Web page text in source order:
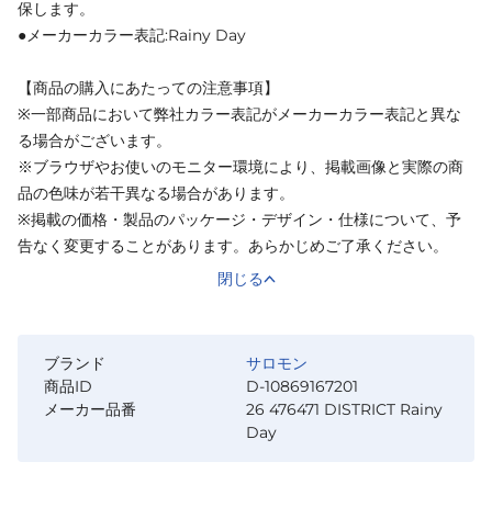
保します。
●メーカーカラー表記:Rainy Day
【商品の購入にあたっての注意事項】
※一部商品において弊社カラー表記がメーカーカラー表記と異な
る場合がございます。
※ブラウザやお使いのモニター環境により、掲載画像と実際の商
品の色味が若干異なる場合があります。
※掲載の価格・製品のパッケージ・デザイン・仕様について、予
告なく変更することがあります。あらかじめご了承ください。
閉じる
ブランド
サロモン
商品ID
D-10869167201
メーカー品番
26 476471 DISTRICT Rainy
Day